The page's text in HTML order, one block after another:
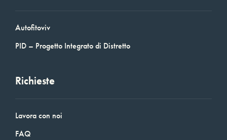
Autofitoviv
PID – Progetto Integrato di Distretto
Richieste
Lavora con noi
FAQ